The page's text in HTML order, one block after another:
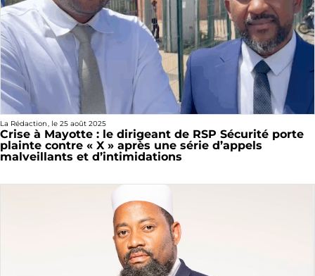
La Rédaction, le 25 août 2025
Crise à Mayotte : le dirigeant de RSP Sécurité porte
plainte contre « X » après une série d’appels
malveillants et d’intimidations